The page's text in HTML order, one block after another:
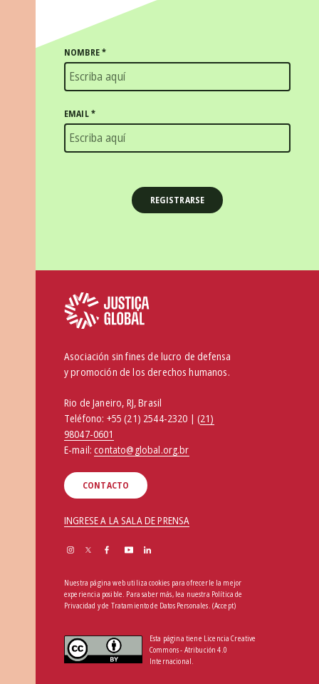
NOMBRE*
EMAIL*
Asociación sin fines de lucro de defensa
y promoción de los derechos humanos.
Rio de Janeiro, RJ, Brasil
Teléfono: +55 (21) 2544-2320 | (21)
98047-0601
E-mail:contato@global.org.br
CONTACTO
INGRESE A LA SALA DE PRENSA
Nuestra página web utiliza cookies para ofrecerle la mejor
experiencia posible. Para saber más, lea nuestra Política de
Privacidad y de Tratamiento de Datos Personales (Accept)
Esta página tiene Licencia Creative
Commons - Atribución 4.0
Internacional.